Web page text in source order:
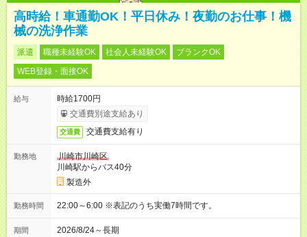
高時給！車通勤OK！平日休み！夜勤のお仕事！機
械の洗浄作業
派遣 職種未経験OK 社会人未経験OK
ブランクOK
WEB登録・面接OK
給与
時給1700円
交通費別途支給あり
交通費 交通費支給有り
勤務地
川崎市川崎区
川崎駅からバス40分
製造外
勤務時間 22:00～6:00 ※表記のうち実働7時間です。
期間 2026/8/24～長期